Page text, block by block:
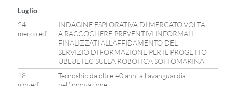
Luglio
24 -
mercoledì
INDAGINE ESPLORATIVA DI MERCATO VOLTA
A RACCOGLIERE PREVENTIVI INFORMALI
FINALIZZATI ALL’AFFIDAMENTO DEL
SERVIZIO DI FORMAZIONE PER IL PROGETTO
UBLUETEC SULLA ROBOTICA SOTTOMARINA
18 -
Tecnoship da oltre 40 anni all’avanguardia